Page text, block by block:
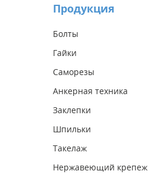
Продукция
Болты
Гайки
Саморезы
Анкерная техника
Заклепки
Шпильки
Такелаж
Нержавеющий крепеж